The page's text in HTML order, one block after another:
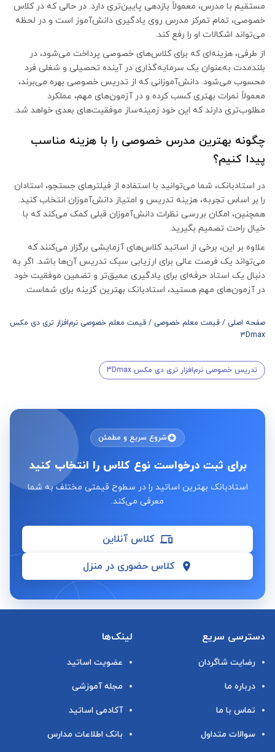
مستقیم با مدرس، معمولاً بازدهی پایین‌تری دارد. در حالی که در کلاس
خصوصی، تمام تمرکز مدرس روی یادگیری دانش‌آموز است و در لحظه
می‌تواند اشکالات او را رفع کند.
از طرفی، هزینه‌ای که برای کلاس‌های خصوصی پرداخت می‌شود، در
بلندمدت به‌عنوان یک سرمایه‌گذاری در آینده تحصیلی و شغلی فرد
محسوب می‌شود. دانش‌آموزانی که از تدریس خصوصی بهره می‌برند،
معمولاً نمرات بهتری کسب کرده و در آزمون‌های مهم، عملکرد
مطلوب‌تری دارند که این خود زمینه‌ساز موفقیت‌های بعدی خواهد شد.
چگونه بهترین مدرس خصوصی را با هزینه مناسب
پیدا کنیم؟
در استادبانک، شما می‌توانید با استفاده از فیلترهای جستجو، استادان
را بر اساس تجربه، هزینه تدریس و امتیاز دانش‌آموزان انتخاب کنید.
همچنین، امکان بررسی نظرات دانش‌آموزان قبلی کمک می‌کند که با
خیال راحت تصمیم بگیرید.
علاوه بر این، برخی از اساتید کلاس‌های آزمایشی برگزار می‌کنند که
می‌تواند یک فرصت عالی برای ارزیابی سبک تدریس آن‌ها باشد. اگر به
دنبال یک استاد حرفه‌ای برای یادگیری عمیق‌تر و تضمین موفقیت خود
در آزمون‌های مهم هستید، استادبانک بهترین گزینه برای شماست.
صفحه اصلی / قیمت معلم خصوصی / قیمت معلم خصوصی نرم‌افزار تری دی مکس
3Dmax
تدریس خصوصی نرم‌افزار تری دی مکس 3Dmax
شروع سریع و مطمئن
برای ثبت درخواست نوع کلاس را انتخاب کنید
استادبانک بهترین اساتید را در سطوح قیمتی مختلف به شما
معرفی می‌کند.
کلاس آنلاین
کلاس حضوری در منزل
دسترسی سریع
رضایت شاگردان
درباره ما
تماس با ما
سوالات متداول
لینک‌ها
عضویت اساتید
مجله آموزشی
آکادمی اساتید
بانک اطلاعات مدارس